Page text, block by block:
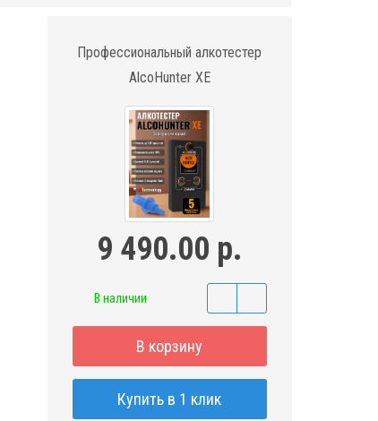
Профессиональный алкотестер
AlcoHunter XE
9 490.00 р.
В наличии
В корзину
Купить в 1 клик